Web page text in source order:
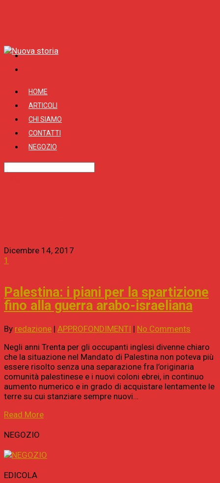
HOME
ARTICOLI
CHI SIAMO
CONTATTI
NEGOZIO
Dicembre 14, 2017
1
Palestina: i piani per la spartizione
fino alla guerra arabo-israeliana
By redazione | APPROFONDIMENTI | No Comments
Negli anni Trenta per gli occupanti inglesi divenne chiaro
che la situazione nel Mandato di Palestina non poteva più
essere risolto senza una separazione fra l’originaria
comunità palestinese e i nuovi coloni ebrei, in continuo
aumento numerico e in grado di acquistare lentamente le
terre su cui stanziare sempre nuovi…
Read More
NEGOZIO
EDICOLA